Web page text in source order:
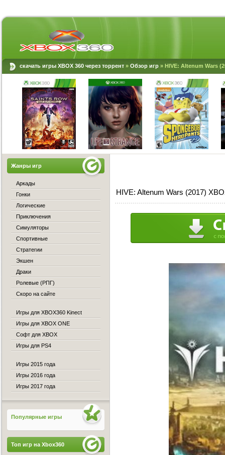
скачать игры XBOX 360 через торрент » Обзор игр » HIVE: Altenum Wars
HIVE: Altenum Wars (2017)
Жанры игр
Аркады
Гонки
Логические
Приключения
Симуляторы
Спортивные
Стратегии
Экшен
Драки
Ролевые (РПГ)
Скоро на сайте
Игры для XBOX360 Kinect
Игры для XBOX ONE
Софт для XBOX
Игры для PS4
Игры 2015 года
Игры 2016 года
Игры 2017 года
Популярные игры
Топ игр на Xbox360